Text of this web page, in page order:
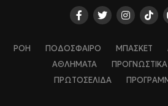
ΡΟΗ ΠΟΔΟΣΦΑΙΡΟ ΜΠΑΣΚΕΤ
ΑΘΛΗΜΑΤΑ
ΠΡΟΓΝΩΣΤΙΚΑ
ΠΡΩΤΟΣΕΛΙΔΑ